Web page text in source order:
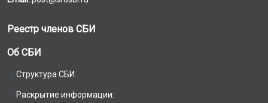
Реестр членов СБИ
Об СБИ
Структура СБИ
Раскрытие информации: